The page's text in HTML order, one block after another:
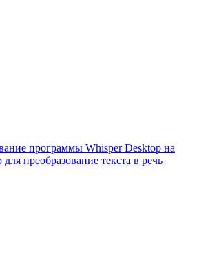
программы Whisper Desktop на
преобразование текста в речь